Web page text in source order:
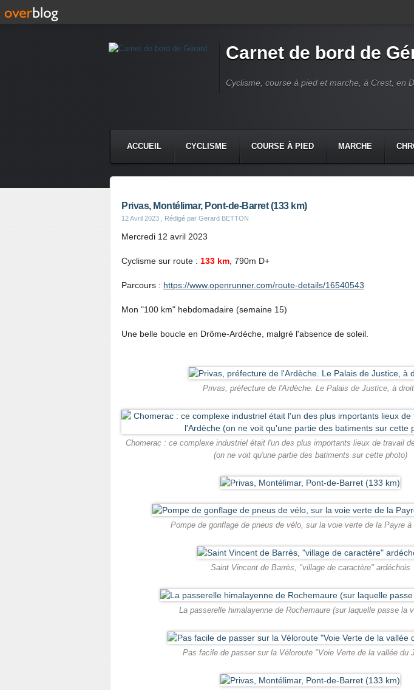
Carnet de bord de
Cyclisme, course à pied et marche, à Crest, en
ACCUEIL CYCLISME COURSE À PIED MARCHE
Privas, Montélimar, Pont-de-Barret (133 km)
12 Avril 2023 , Rédigé par Gerard BETTON
Mercredi 12 avril 2023
Cyclisme sur route : 133 km , 790m D+
Parcours : https://www.openrunner.com/route-details/16540543
Mon "100 km" hebdomadaire (semaine 15)
Une belle boucle en Drôme-Ardèche, malgré l'absence de soleil.
Privas, préfecture de l'Ardèche. Le Palais de Justice, à
Chomerac : ce complexe industriel était l'un des plus importants lieux de travail
(on ne voit qu'une partie des batiments sur cette photo)
Pompe de gonflage de pneus de vélo, sur la voie verte de la Payre à
Saint Vincent de Barrès, "village de caractère" ardéchois
La passerelle himalayenne de Rochemaure (sur laquelle passe la
Pas facile de passer sur la Véloroute "Voie Verte de la vallée du